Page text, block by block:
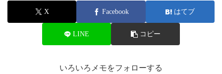
X Facebook はてブ
LINE コピー
いろいろメモをフォローする